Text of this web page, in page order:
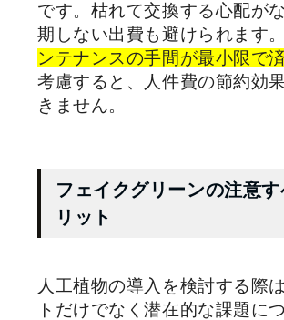
です。枯れて交換する心配が
期しない出費も避けられます。
ンテナンスの手間が最小限で
考慮すると、人件費の節約効
きません。
フェイクグリーンの注意す
リット
人工植物の導入を検討する際
トだけでなく潜在的な課題に